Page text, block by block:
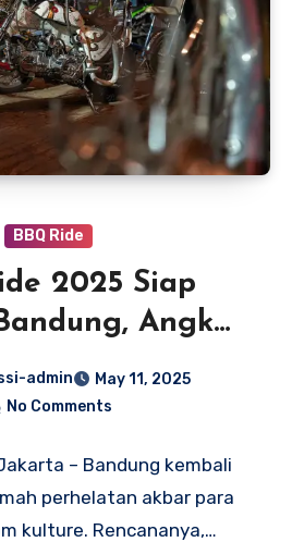
BBQ Ride
2025 Siap
Angkat
Lokal ke
Dunia!
admin
May 11, 2025
No Comments
– Bandung kembali
perhelatan akbar para
kulture. Rencananya,…